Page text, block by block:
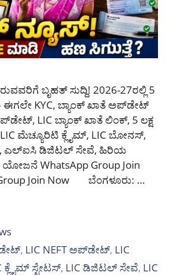
ಬೃಹತ್ ಸುದ್ದಿ! 2026-27ರಲ್ಲಿ 5
ಈಗಲೇ KYC, ಬ್ಯಾಂಕ್ ಖಾತೆ ಅಪ್‌ಡೇಟ್
LIC ಬ್ಯಾಂಕ್ ಖಾತೆ ಲಿಂಕ್, 5 ಲಕ್ಷ
ಮೆಚ್ಯೂರಿಟಿ ಕ್ಲೈಮ್, LIC ಬೋನಸ್,
ಎಲ್‌ಐಸಿ ಡಿಜಿಟಲ್ ಸೇವೆ, ಹಿರಿಯ
WhatsApp Group Join
Join Now ಬೆಂಗಳೂರು: …
, LIC NEFT ಅಪ್‌ಡೇಟ್, LIC
ಕ್ಲೈಮ್ ಸ್ಟೇಟಸ್, LIC ಡಿಜಿಟಲ್ ಸೇವೆ, LIC